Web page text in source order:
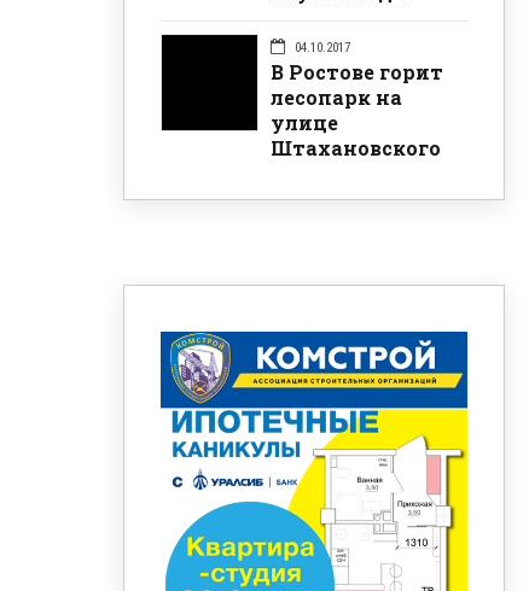
04.10.2017
В Ростове горит
лесопарк на
улице
Штахановского